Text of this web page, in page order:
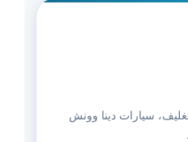
سيارات دينا وونش